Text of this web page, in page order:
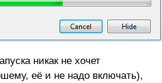
никак не хочет
её и не надо включать),